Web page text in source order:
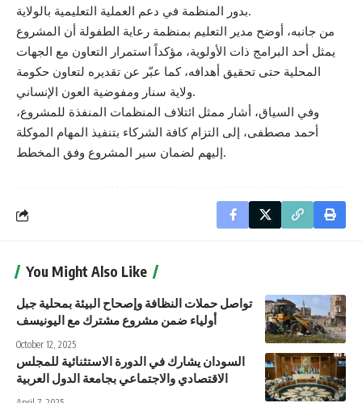
بدور المنظمة في دعم العملية التعليمية بالولاية.
من جانبه، أوضح مدير التعليم بمنظمة رعاية الطفولة أن المشروع
يمثل أحد البرامج ذات الأولوية، مؤكداً استمرار التعاون مع الجهات
المحلية حتى تحقيق أهدافه، كما عبّر عن تقديره لتعاون حكومة
ولاية سنار ومفوضية العون الإنساني.
وفي السياق، أشار ممثل ائتلاف المنظمات المنفذة للمشروع،
أحمد مصطفى، إلى التزام كافة الشركاء بتنفيذ المهام الموكلة
إليهم لضمان سير المشروع وفق المخطط.
You Might Also Like
تواصل حملات النظافة وإصحاح البيئة بمحلية جبل
أولياء ضمن مشروع مشترك مع اليونيسف
October 12, 2025
السودان يشارك في الدورة الاستثنائية للمجلس
الاقتصادي والاجتماعي بجامعة الدول العربية